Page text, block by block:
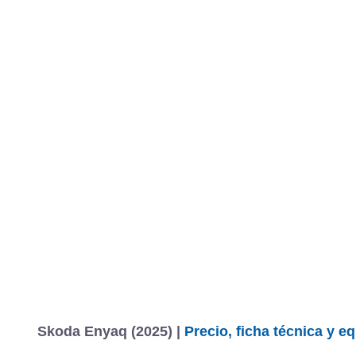
Skoda Enyaq (2025) | Precio, ficha técnica y